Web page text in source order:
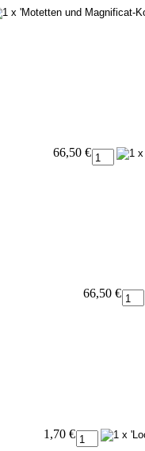
66,50 €
66,50 €
1,70 €